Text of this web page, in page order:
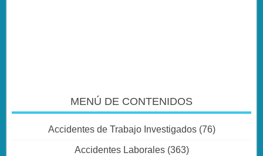
MENÚ DE CONTENIDOS
Accidentes de Trabajo Investigados(76)
Accidentes Laborales(363)